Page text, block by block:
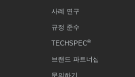
사례 연구
규정 준수
TECHSPEC®
브랜드 파트너십
문의하기